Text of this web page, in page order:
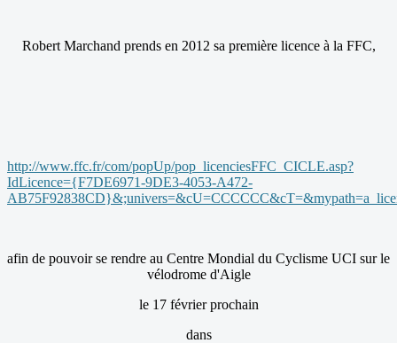
Robert Marchand prends en 2012 sa première licence à la FFC,
http://www.ffc.fr/com/popUp/pop_licenciesFFC_CICLE.asp?
IdLicence={F7DE6971-9DE3-4053-A472-
afin de pouvoir se rendre au Centre Mondial du Cyclisme UCI sur le
vélodrome d'Aigle
le 17 février prochain
dans